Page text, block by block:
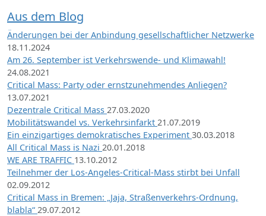
Aus dem Blog
Änderungen bei der Anbindung gesellschaftlicher Netzwerke
18.11.2024
Am 26. September ist Verkehrswende- und Klimawahl!
24.08.2021
Critical Mass: Party oder ernstzunehmendes Anliegen?
13.07.2021
Dezentrale Critical Mass 27.03.2020
Mobilitätswandel vs. Verkehrsinfarkt 21.07.2019
Ein einzigartiges demokratisches Experiment 30.03.2018
All Critical Mass is Nazi 20.01.2018
WE ARE TRAFFIC 13.10.2012
Teilnehmer der Los-Angeles-Critical-Mass stirbt bei Unfall
02.09.2012
Critical Mass in Bremen: „Jaja, Straßenverkehrs-Ordnung,
blabla“ 29.07.2012